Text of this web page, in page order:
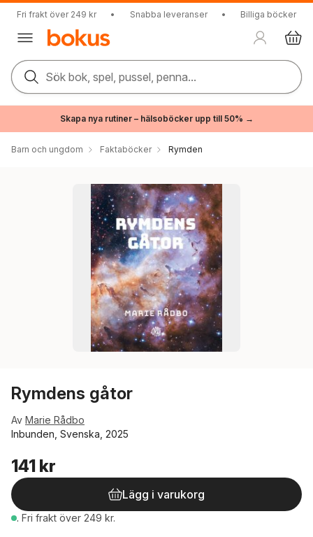
Fri frakt över 249 kr • Snabba leveranser • Billiga böcker
Sök bok, spel, pussel, penna...
Skapa nya rutiner – hälsoböcker upp till 50% →
Barn och ungdom Faktaböcker Rymden
Rymdens gåtor
Av Marie Rådbo
Inbunden, Svenska, 2025
141 kr
Lägg i varukorg
. Fri frakt över 249 kr.